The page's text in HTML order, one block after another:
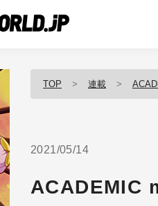
TOP 連載
2021/05/14
ACADEMIC